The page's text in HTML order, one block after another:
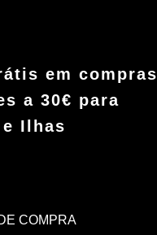
em compras
a 30€ para
Ilhas
COMPRA